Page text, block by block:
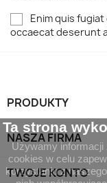
Enim quis
occaecat deserunt
PRODUKTY
NASZA FIRMA
TWOJE KONTO
Ta strona
Używamy
cookies w celu
korzystaniu z